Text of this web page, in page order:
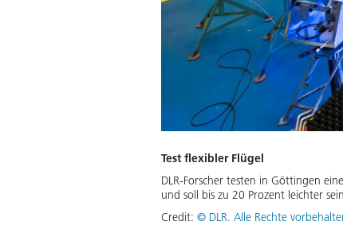
Test flexibler Flügel
DLR-Forscher testen in Göttingen
und soll bis zu 20 Prozent leichter
Credit: © DLR. Alle Rechte